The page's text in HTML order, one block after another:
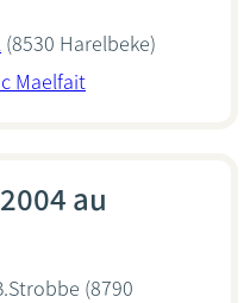
(8530 Harelbeke)
Maelfait
au
(8790